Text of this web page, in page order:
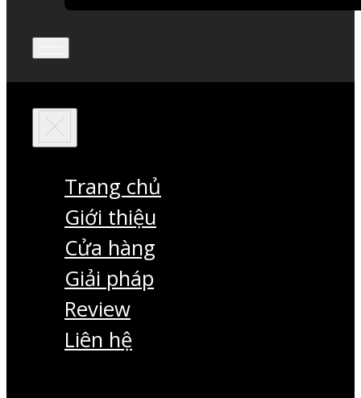
Trang chủ
Giới thiệu
Cửa hàng
Giải pháp
Review
Liên hệ